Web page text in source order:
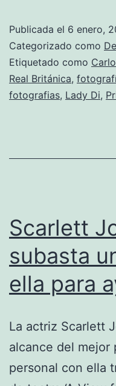
whisky
y
a
dormir’
Publicada el 6 enero,
Categorizado como
Etiquetado como
Real Británica,
fotografias, Lady Di,
Scarlett
subasta
ella para
La actriz Scarlett
alcance del mejor
personal con ella